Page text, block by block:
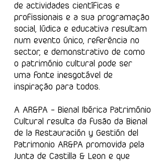
de actividades científicas e
profissionais e a sua programação
social, lúdica e educativa resultam
num evento único, referência no
sector, e demonstrativo de como
o património cultural pode ser
uma fonte inesgotável de
inspiração para todos.
A AR&PA - Bienal Ibérica Património
Cultural resulta da fusão da Bienal
de la Restauración y Gestión del
Patrimonio AR&PA promovida pela
Junta de Castilla & Leon e que